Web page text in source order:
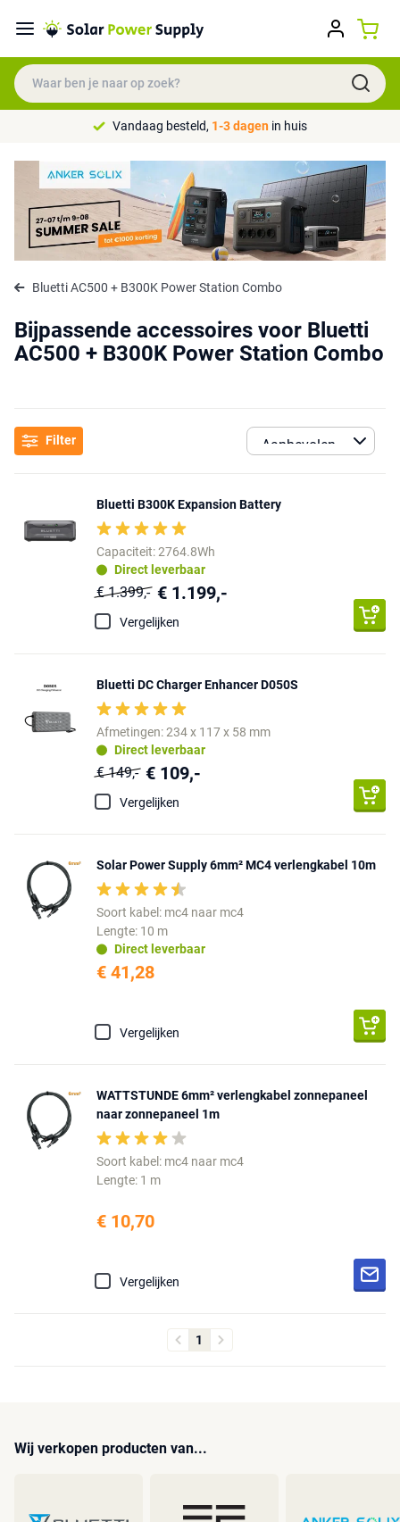
Vandaag besteld, 1-3 dagen in huis
Bluetti AC500 + B300K Power Station Combo
Bijpassende accessoires voor Bluetti
AC500 + B300K Power Station Combo
Filter
Bluetti B300K Expansion Battery
Capaciteit: 2764.8Wh
Direct leverbaar
€ 1.399,- € 1.199,-
Vergelijken
Bluetti DC Charger Enhancer D050S
Afmetingen: 234 x 117 x 58 mm
Direct leverbaar
€ 149,- € 109,-
Vergelijken
Solar Power Supply 6mm² MC4 verlengkabel 10m
Soort kabel: mc4 naar mc4
Lengte: 10 m
Direct leverbaar
€ 41,28
Vergelijken
WATTSTUNDE 6mm² verlengkabel zonnepaneel
naar zonnepaneel 1m
Soort kabel: mc4 naar mc4
Lengte: 1 m
€ 10,70
Vergelijken
1
Wij verkopen producten van...